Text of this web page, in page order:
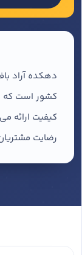
دهکده آراد
کشور است که
کیفیت ارائه
رضایت